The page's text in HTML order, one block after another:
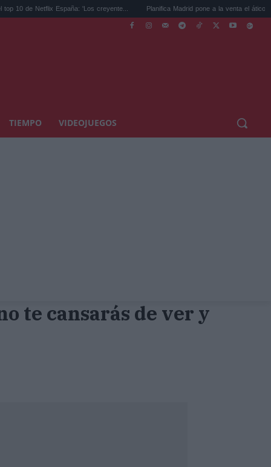
España: 'Los creyente... Planifica Madrid pone a la venta el ático de Isabe...
TIEMPO VIDEOJUEGOS
te cansarás de ver y